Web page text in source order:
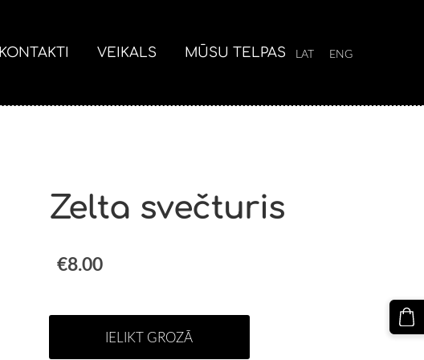
KONTAKTI VEIKALS MŪSU TELPAS LAT ENG
Zelta svečturis
€8.00
IELIKT GROZĀ